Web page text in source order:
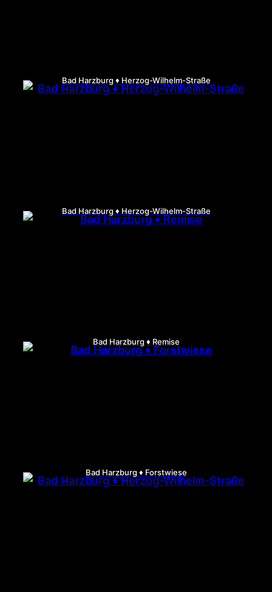
Bad Harzburg ♦ Herzog-Wilhelm-Straße
Bad Harzburg ♦ Herzog-Wilhelm-Straße
Bad Harzburg ♦ Remise
Bad Harzburg ♦ Forstwiese